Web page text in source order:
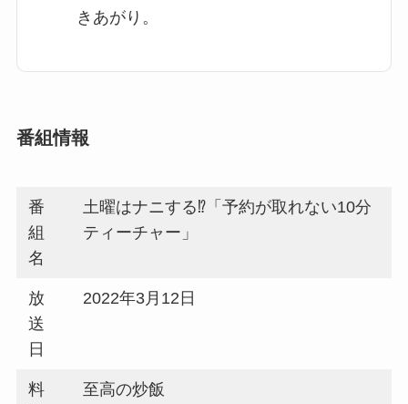
きあがり。
番組情報
番
組
名
土曜はナニする⁉「予約が取れない10分
ティーチャー」
放
送
日
2022年3月12日
料
至高の炒飯